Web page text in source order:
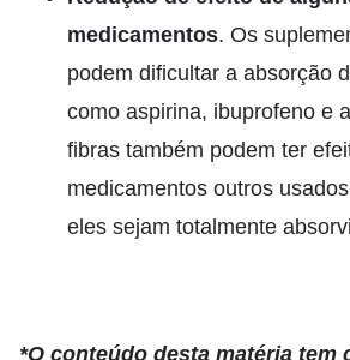
medicamentos. Os
podem dificultar a absorção
como aspirina, ibuprofeno e
fibras também podem ter
medicamentos outros
eles sejam totalmente
*O conteúdo desta matéria tem